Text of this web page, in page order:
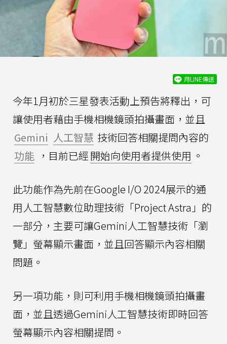
用LINE傳送
今年1月初於三星發表活動上預告將釋出，可
讓使用者藉由手機相機鏡頭拍攝畫面，並且
Gemini 人工智慧 技術回答相關提問內容的
功能 ，目前已經開始向使用者提供使用 。
此功能作為先前在Google I/O 2024展示的通
用人工智慧數位助理技術「Project Astra」的
一部分，主要可讓Gemini人工智慧技術「瀏
覽」螢幕顯示畫面，並且回答顯示內容相關
問題。
另一項功能，則可利用手機相機鏡頭拍攝畫
面，並且透過Gemini人工智慧技術即時回答
螢幕顯示內容相關提問。